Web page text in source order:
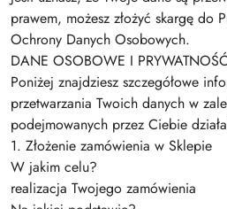
prawem, możesz złożyć skargę do
Ochrony Danych Osobowych.
DANE OSOBOWE I PRYWATNOŚĆ
Poniżej znajdziesz szczegółowe
przetwarzania Twoich danych w
podejmowanych przez Ciebie
1. Złożenie zamówienia w Sklepie
W jakim celu?
realizacja Twojego zamówienia